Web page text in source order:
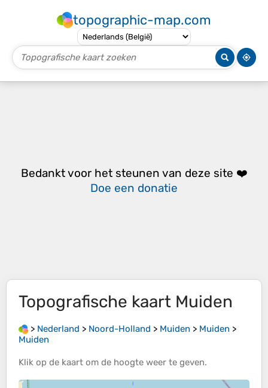
topographic-map.com
Bedankt voor het steunen van deze site ❤️
Doe een donatie
Topografische kaart Muiden
> Nederland > Noord-Holland > Muiden > Muiden >
Muiden
Klik op de kaart om de hoogte weer te geven.